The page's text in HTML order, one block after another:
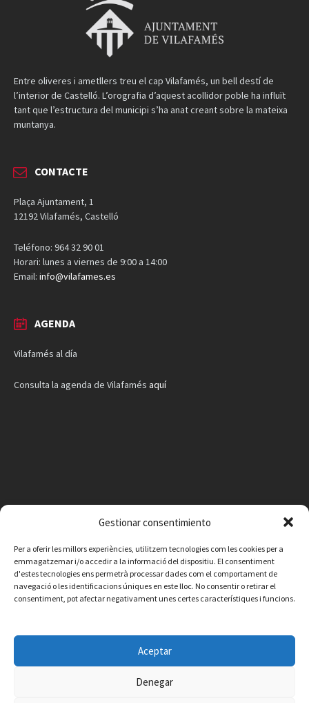
Gestionar consentimiento
Per a oferir les millors experiències, utilitzem tecnologies com les cookies per a
emmagatzemar i/o accedir a la informació del dispositiu. El consentiment
d'estes tecnologies ens permetrà processar dades com el comportament de
navegació o les identificacions úniques en este lloc. No consentir o retirar el
consentiment, pot afectar negativament unes certes característiques i funcions.
Aceptar
Denegar
Entre oliveres i ametllers treu el cap Vilafamés, un bell destí de
l’interior de Castelló. L’orografia d’aquest acollidor poble ha influït
tant que l’estructura del municipi s’ha anat creant sobre la mateixa
muntanya.
CONTACTE
Plaça Ajuntament, 1
12192 Vilafamés, Castelló
Teléfono: 964 32 90 01
Horari: lunes a viernes de 9:00 a 14:00
Email: info@vilafames.es
AGENDA
Vilafamés al día
Consulta la agenda de Vilafamés aquí
Política de privacitat
© 2026 Ajuntament de Vilafamés - Desarrollada por